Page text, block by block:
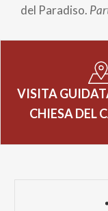
del Paradiso.
VISITA
CHIESA DEL